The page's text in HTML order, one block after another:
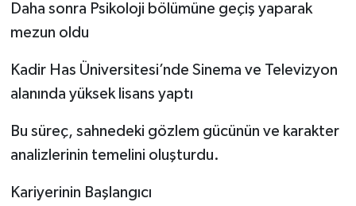
Daha sonra Psikoloji bölümüne geçiş yaparak
mezun oldu
Kadir Has Üniversitesi’nde Sinema ve Televizyon
alanında yüksek lisans yaptı
Bu süreç, sahnedeki gözlem gücünün ve karakter
analizlerinin temelini oluşturdu.
Kariyerinin Başlangıcı